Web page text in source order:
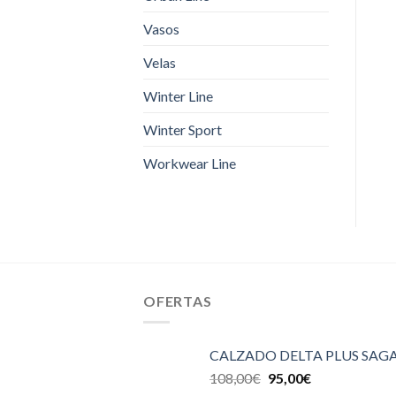
Vasos
Velas
Winter Line
Winter Sport
Workwear Line
OFERTAS
CALZADO DELTA PLUS
108,00€ 95,00€